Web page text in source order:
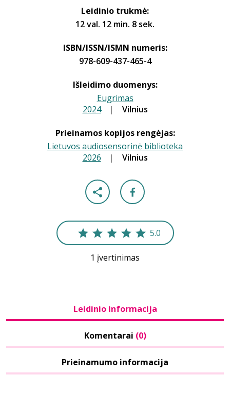
Leidinio trukmė:
12 val. 12 min. 8 sek.
ISBN/ISSN/ISMN numeris:
978-609-437-465-4
Išleidimo duomenys:
Eugrimas
2024 | Vilnius
Prieinamos kopijos rengėjas:
Lietuvos audiosensorinė biblioteka
2026 | Vilnius
5.0
1 įvertinimas
Leidinio informacija
Komentarai (0)
Prieinamumo informacija